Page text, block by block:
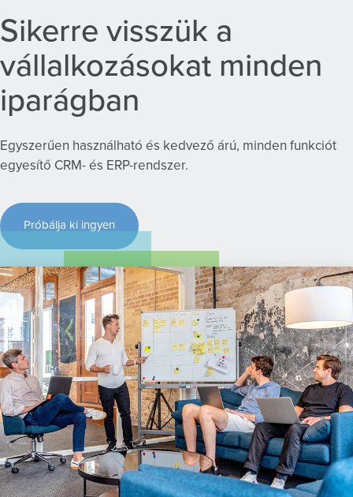
Sikerre visszük a
vállalkozásokat minden
iparágban
Egyszerűen használható és kedvező árú, minden funkciót
egyesítő CRM- és ERP-rendszer.
Próbálja ki ingyen